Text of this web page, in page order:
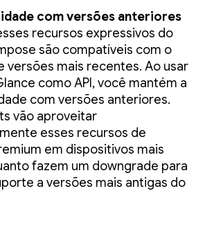
com versões anteriores
recursos expressivos do
são compatíveis com o
versões mais recentes. Ao usar
como API, você mantém a
com versões anteriores.
vão aproveitar
esses recursos de
em dispositivos mais
fazem um downgrade para
a versões mais antigas do